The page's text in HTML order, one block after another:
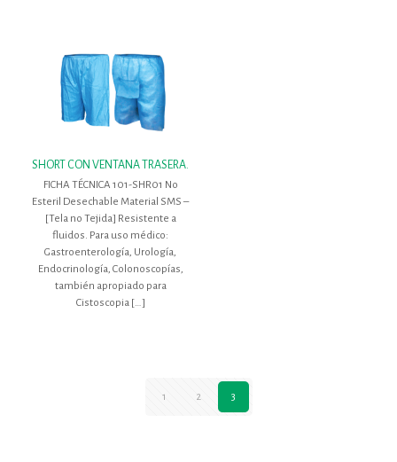
SHORT CON VENTANA TRASERA.
FICHA TÉCNICA 101-SHR01 No
Esteril Desechable Material SMS –
[Tela no Tejida] Resistente a
fluidos. Para uso médico:
Gastroenterología, Urología,
Endocrinología, Colonoscopías,
también apropiado para
Cistoscopia[…]
1 2 3